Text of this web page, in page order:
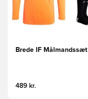
Brede IF Målmandssæt
489 kr.